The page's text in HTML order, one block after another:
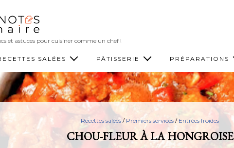
et astuces pour cuisiner comme un chef !
SALÉES PÂTISSERIE PRÉPARATIONS
Recettes salées / Premiers services / Entrées froides
CHOU-FLEUR À LA HONGROISE